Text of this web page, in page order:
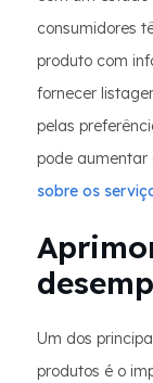
consumidores
produto com
fornecer
pelas
pode
sobre os
Um dos
produtos é o